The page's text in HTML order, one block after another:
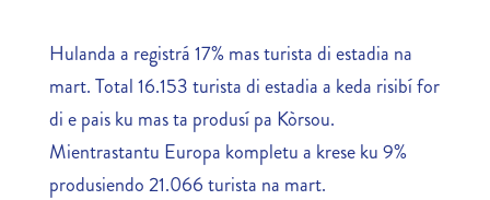
Hulanda a registrá 17% mas turista di estadia na
mart. Total 16.153 turista di estadia a keda risibí for
di e pais ku mas ta produsí pa Kòrsou.
Mientrastantu Europa kompletu a krese ku 9%
produsiendo 21.066 turista na mart.